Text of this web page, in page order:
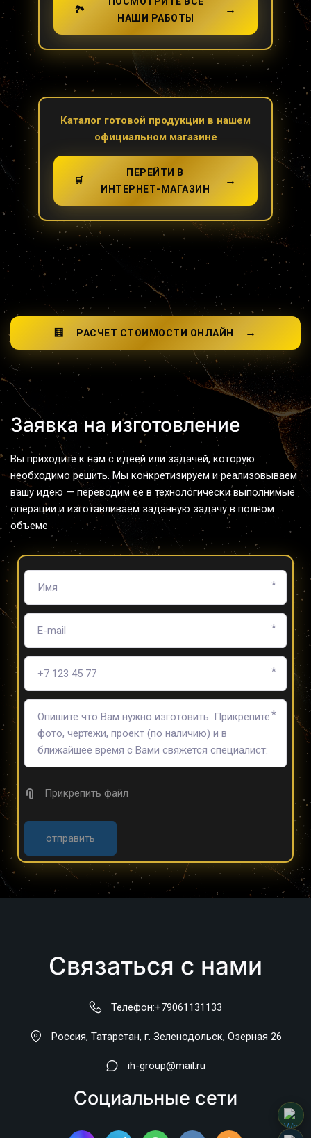
🏞️
НАШИ РАБОТЫ
→
Каталог готовой продукции в нашем
официальном магазине
🛒
ПЕРЕЙТИ В
ИНТЕРНЕТ-МАГАЗИН
→
🧮 РАСЧЕТ СТОИМОСТИ ОНЛАЙН →
Заявка на изготовление
Вы приходите к нам с идеей или задачей, которую
необходимо решить. Мы конкретизируем и реализовываем
вашу идею — переводим ее в технологически выполнимые
операции и изготавливаем заданную задачу в полном
объеме
*
*
*
*
Прикрепить файл
отправить
Связаться с нами
Телефон:+79061131133
Россия, Татарстан, г. Зеленодольск, Озерная 26
ih-group@mail.ru
Социальные сети